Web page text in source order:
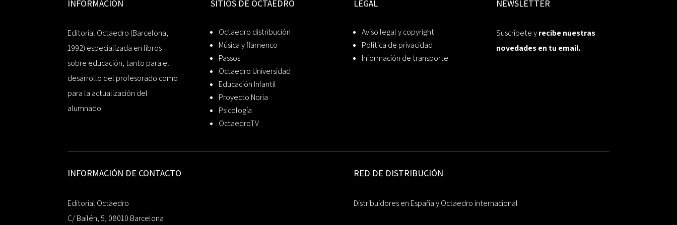
INFORMACIÓN
Editorial Octaedro (Barcelona,
1992) especializada en libros
sobre educación, tanto para el
desarrollo del profesorado como
para la actualización del
alumnado.
SITIOS DE OCTAEDRO
Octaedro distribución
Música y flamenco
Passos
Octaedro Universidad
Educación Infantil
Proyecto Noria
Psicología
OctaedroTV
LEGAL
Aviso legal y copyright
Política de privacidad
Información de transporte
NEWSLETTER
Suscríbete yrecibe nuestras
novedades en tu email.
INFORMACIÓN DE CONTACTO
Editorial Octaedro
C/ Bailén, 5, 08010 Barcelona
RED DE DISTRIBUCIÓN
Distribuidores en España y Octaedro internacional